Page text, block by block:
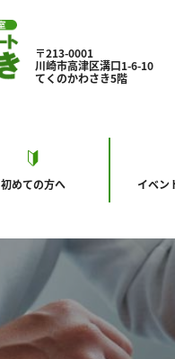
〒213-0001
川崎市高津区溝口1-6-10
てくのかわさき5階
初めての方へ イベン